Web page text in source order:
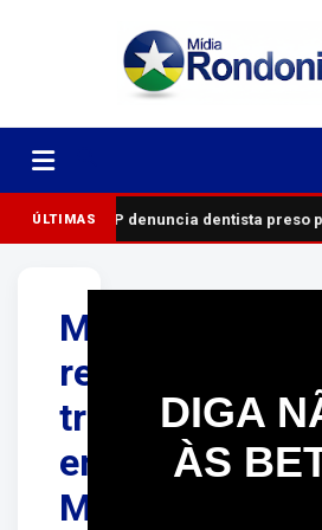
ÚLTIMAS MP denuncia dentista
Moradores
relatam
tremor
em
Manaus
DIGA
ÀS